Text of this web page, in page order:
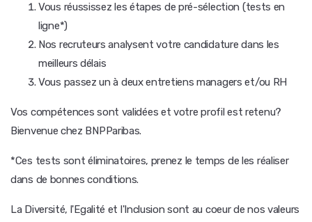
Vous réussissez les étapes de pré-sélection (tests en
ligne*)
Nos recruteurs analysent votre candidature dans les
meilleurs délais
Vous passez un à deux entretiens managers et/ou RH
Vos compétences sont validées et votre profil est retenu?
Bienvenue chez BNPParibas.
*Ces tests sont éliminatoires, prenez le temps de les réaliser
dans de bonnes conditions.
La Diversité, l'Egalité et l'Inclusion sont au coeur de nos valeurs